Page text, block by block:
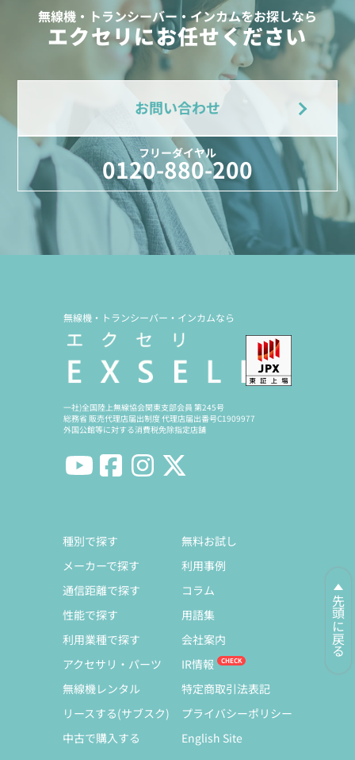
無線機・トランシーバー・インカムをお探しなら
エクセリにお任せください
お問い合わせ
フリーダイヤル
0120-880-200
先頭に戻る
無線機・トランシーバー・インカムなら
一社)全国陸上無線協会関東支部会員 第245号
総務省 販売代理店届出制度 代理店届出番号C1909977
外国公館等に対する消費税免除指定店舗
種別で探す
メーカーで探す
通信距離で探す
性能で探す
利用業種で探す
アクセサリ・パーツ
無線機レンタル
リースする(サブスク)
中古で購入する
無料お試し
利用事例
コラム
用語集
会社案内
IR情報
特定商取引法表記
プライバシーポリシー
English Site